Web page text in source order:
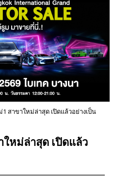
สาขาใหม่ล่าสุด เปิดแล้วอย่างเป็น
หม่ล่าสุด เปิดแล้ว